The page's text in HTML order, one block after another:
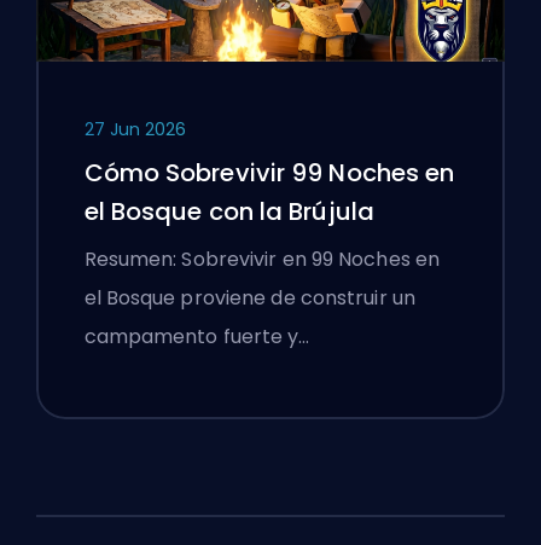
27 Jun 2026
Cómo Sobrevivir 99 Noches en
el Bosque con la Brújula
Resumen: Sobrevivir en 99 Noches en
el Bosque proviene de construir un
campamento fuerte y…